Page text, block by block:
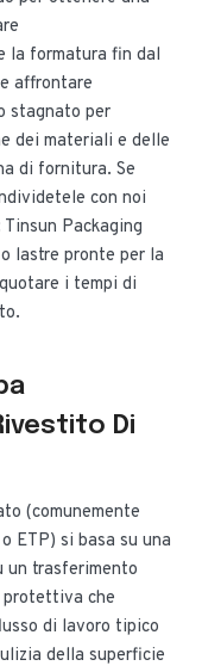
la formatura fin dal
affrontare
stagnato per
dei materiali e delle
di fornitura. Se
con noi
Packaging
lastre pronte per la
i tempi di
Di
(comunemente
ETP) si basa su una
un trasferimento
protettiva che
di lavoro tipico
della superficie